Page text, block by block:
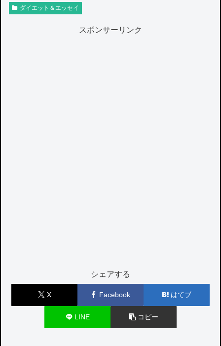
ダイエット＆エッセイ
スポンサーリンク
シェアする
X Facebook はてブ
LINE コピー